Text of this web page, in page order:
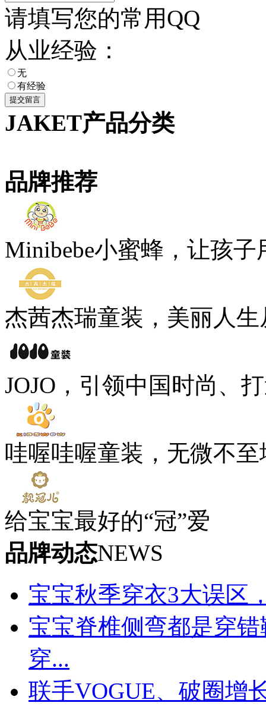
请填写您的常用QQ
从业经验：
无
有经验
JAKET产品分类
品牌推荐
Minibebe小蜜蜂，让孩子
杰茜杰瑞童装，美丽人
JOJO，引领中国时尚、
哇喔哇喔童装，无微不
给宝宝最好的“冠”爱
品牌动态NEWS
宝宝秋季穿衣3大误区
宝宝脊椎侧弯都是穿
穿...
联手VOGUE、破圈增